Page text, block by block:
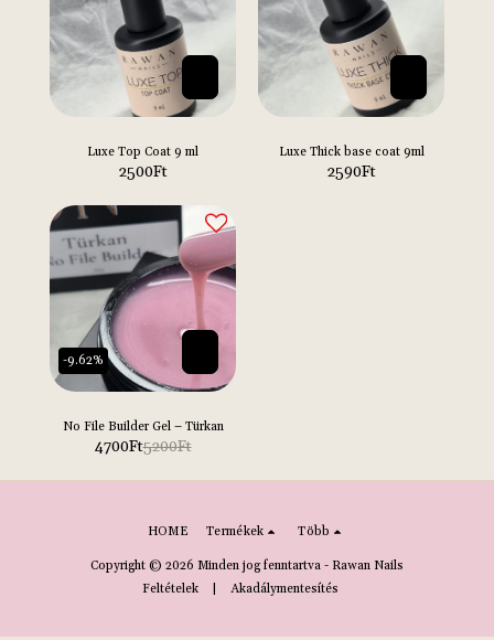
Luxe Top Coat 9 ml
2500Ft
Luxe Thick base coat 9ml
2590Ft
-9.62%
No File Builder Gel – Türkan
5200Ft
4700Ft
HOME Termékek Több
Copyright © 2026 Minden jog fenntartva - Rawan Nails
Feltételek
Akadálymentesítés